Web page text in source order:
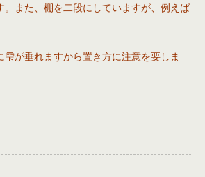
。また、棚を二段にしていますが、例えば
が垂れますから置き方に注意を要しま